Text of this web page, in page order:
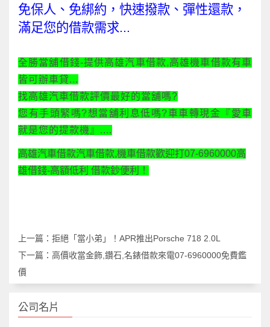
免保人、免綁約，快速撥款、彈性還款，
滿足您的借款需求...
全勝當舖借錢-提供高雄汽車借款,高雄機車借款有車
皆可辦車貸...
找高雄汽車借款評價最好的當舖嗎?
您有手頭緊嗎?想當舖利息低嗎?車車轉現金『愛車
就是您的提款機』....
高雄汽車借款汽車借款,機車借款歡迎打07-6960000高
雄借錢-高額低利 借款鈔便利！
上一篇： 拒絕「當小弟」！APR推出Porsche 718 2.0L
下一篇： 高價收當金飾,鑽石,名錶借款來電07-6960000免費鑑
價
公司名片